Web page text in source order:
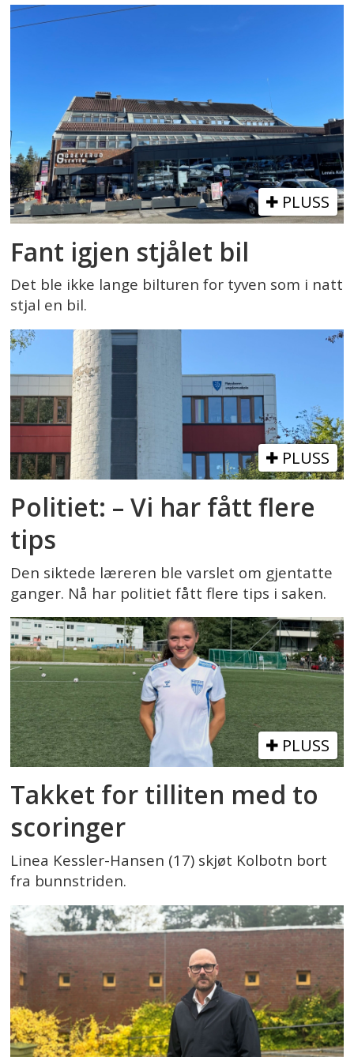
PLUSS
Fant igjen stjålet bil
Det ble ikke lange bilturen for tyven som i natt
stjal en bil.
PLUSS
Politiet: – Vi har fått flere
tips
Den siktede læreren ble varslet om gjentatte
ganger. Nå har politiet fått flere tips i saken.
PLUSS
Takket for tilliten med to
scoringer
Linea Kessler-Hansen (17) skjøt Kolbotn bort
fra bunnstriden.